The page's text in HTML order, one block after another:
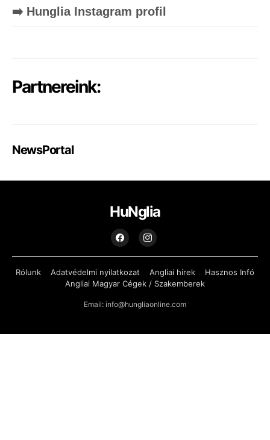
➡️ Hunglia Instagram profil
Partnereink:
NewsPortal
HuNglia
Rólunk Adatvédelmi nyilatkozat Angliai hírek
Hasznos Infó
Angliai Magyar Cégek / Szakemberek
Email: info@hungliaonline.com